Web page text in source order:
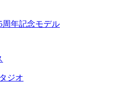
周年記念モデル
ジオ